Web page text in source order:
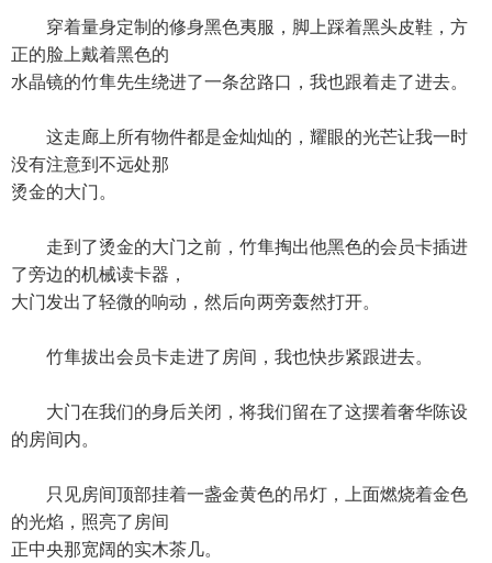
穿着量身定制的修身黑色夷服，脚上踩着黑头皮鞋，方
正的脸上戴着黑色的
水晶镜的竹隼先生绕进了一条岔路口，我也跟着走了进去。
这走廊上所有物件都是金灿灿的，耀眼的光芒让我一时
没有注意到不远处那
烫金的大门。
走到了烫金的大门之前，竹隼掏出他黑色的会员卡插进
了旁边的机械读卡器，
大门发出了轻微的响动，然后向两旁轰然打开。
竹隼拔出会员卡走进了房间，我也快步紧跟进去。
大门在我们的身后关闭，将我们留在了这摆着奢华陈设
的房间内。
只见房间顶部挂着一盏金黄色的吊灯，上面燃烧着金色
的光焰，照亮了房间
正中央那宽阔的实木茶几。